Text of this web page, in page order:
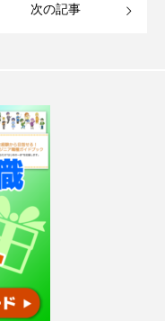
次の記事